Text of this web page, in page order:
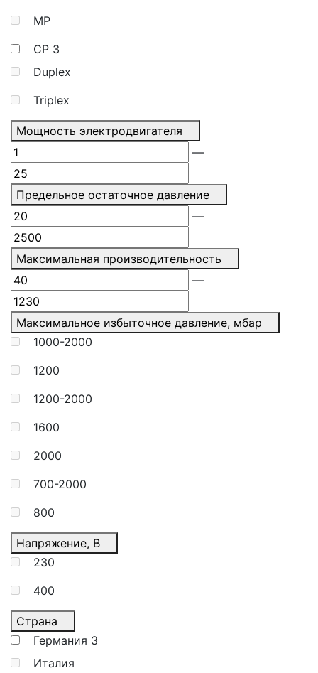
MP
CP 3
Duplex
Triplex
Мощность электродвигателя
—
Предельное остаточное давление
—
Максимальная производительность
—
Максимальное избыточное давление, мбар
1000-2000
1200
1200-2000
1600
2000
700-2000
800
Напряжение, В
230
400
Страна
Германия 3
Италия